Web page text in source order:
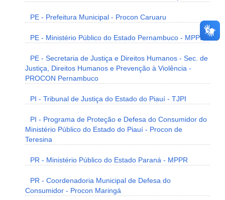
PE - Prefeitura Municipal - Procon Caruaru
PE - Ministério Público do Estado Pernambuco - MPPE
PE - Secretaria de Justiça e Direitos Humanos - Sec. de
Justiça, Direitos Humanos e Prevenção à Violência -
PROCON Pernambuco
PI - Tribunal de Justiça do Estado do Piauí - TJPI
PI - Programa de Proteção e Defesa do Consumidor do
Ministério Público do Estado do Piauí - Procon de
Teresina
PR - Ministério Público do Estado Paraná - MPPR
PR - Coordenadoria Municipal de Defesa do
Consumidor - Procon Maringá